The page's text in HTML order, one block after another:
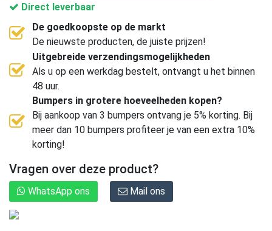
Direct leverbaar
De goedkoopste op de markt
De nieuwste producten, de juiste prijzen!
Uitgebreide verzendingsmogelijkheden
Als u op een werkdag bestelt, ontvangt u het binnen
48 uur.
Bumpers in grotere hoeveelheden kopen?
Bij aankoop van 3 bumpers ontvang je 5% korting. Bij
meer dan 10 bumpers profiteer je van een extra 10%
korting!
Vragen over deze product?
WhatsApp ons Mail ons